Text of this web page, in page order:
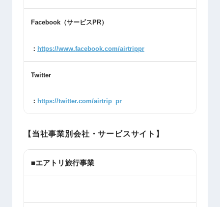
Facebook （サービス PR）
： https://www.facebook.com/airtrippr
Twitter
： https://twitter.com/airtrip_pr
【当社事業別会社・サービスサイト】
■エアトリ旅行事業